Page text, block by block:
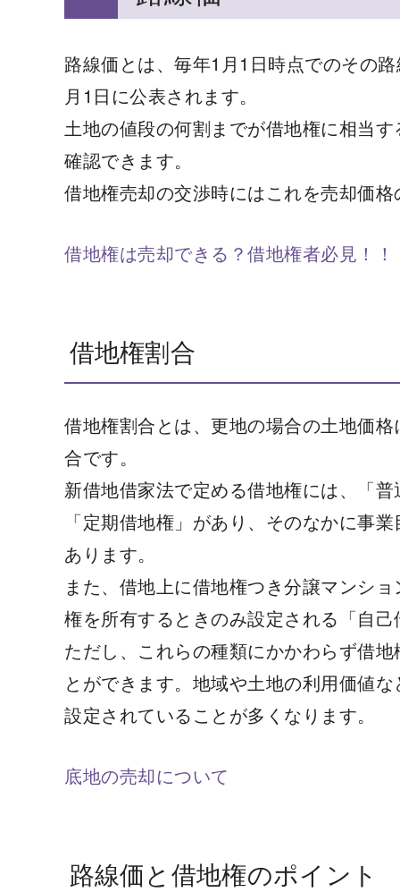
路線価とは、毎年1月1日時点でのその
月1日に公表されます。
土地の値段の何割までが借地権に相当
確認できます。
借地権売却の交渉時にはこれを売却価
借地権は売却できる？借地権者必見！！
借地権割合
借地権割合とは、更地の場合の土地価
合です。
新借地借家法で定める借地権には、「
「定期借地権」があり、そのなかに事
あります。
また、借地上に借地権つき分譲マンシ
権を所有するときのみ設定される「自
ただし、これらの種類にかかわらず借
とができます。地域や土地の利用価値
設定されていることが多くなります。
底地の売却について
路線価と借地権のポイント